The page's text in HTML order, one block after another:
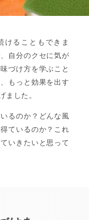
けることもできま
自分のクセに気が
づけ方を学ぶこと
もっと効果を出す
ました。
るのか？どんな風
ているのか？これ
いきたいと思って